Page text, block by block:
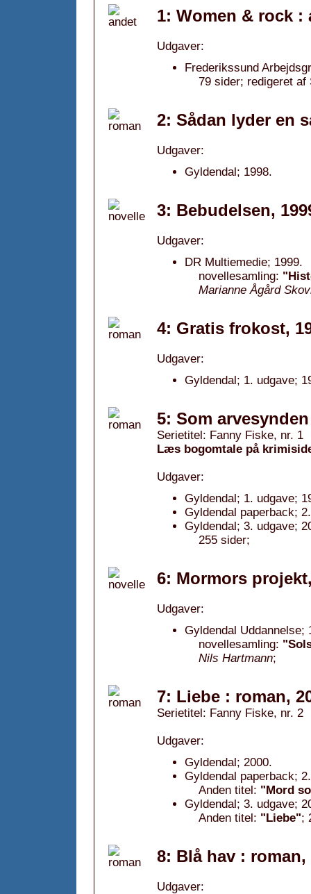
1: Women & rock :
Udgaver:
Frederikssund
79 sider; redigeret af
2: Sådan lyder en
Udgaver:
Gyldendal; 1998.
3: Bebudelsen,
Udgaver:
DR Multiemedie; 1999.
novellesamling:
Marianne Ågård
4: Gratis frokost,
Udgaver:
Gyldendal; 1. udgave;
5: Som
Serietitel: Fanny Fiske, nr. 1
Læs bogomtale på
Udgaver:
Gyldendal; 1. udgave;
Gyldendal paperback;
Gyldendal; 3. udgave;
255 sider;
6: Mormors
Udgaver:
Gyldendal Uddannelse;
novellesamling:
Nils Hartmann;
7: Liebe : roman,
Serietitel: Fanny Fiske, nr. 2
Udgaver:
Gyldendal; 2000.
Gyldendal paperback;
Anden titel: "Mord
Gyldendal; 3. udgave;
Anden titel: "Liebe";
8: Blå hav : roman,
Udgaver: